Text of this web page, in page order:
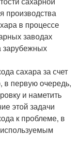
производства
в процессе
заводах
зарубежных
сахара за счет
в первую очередь,
и наметить
этой задачи
к проблеме, в